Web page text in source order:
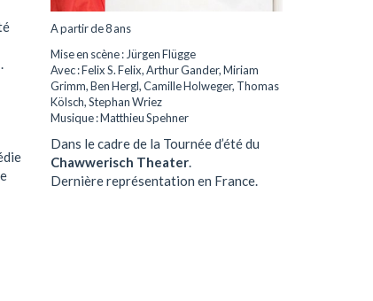
A partir de 8 ans
Mise en scène : Jürgen Flügge
Avec : Felix S. Felix, Arthur Gander, Miriam
Grimm, Ben Hergl, Camille Holweger, Thomas
Kölsch, Stephan Wriez
Musique : Matthieu Spehner
Dans le cadre de la Tournée d’été du
Chawwerisch Theater.
Dernière représentation en France.